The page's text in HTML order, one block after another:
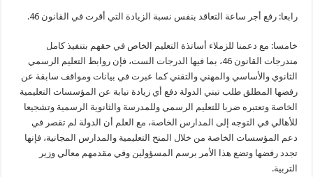
رابعا: رفع أجر ساعة التعاقد بنفس نسبة الزيادة التي أقرت في القانون 46.
خامسا: مع دعمنا للزملاء أساتذة التعليم الخاص في حقهم بتنفيذ كامل
مندرجات القانون 46، بما فيها الدرجات الست، فإن روابط التعليم الرسمي
الثانوي والأساسي والمهني والتقني كما عبرت في بيانات ومواقف سابقة عن
رفضها المطلق طلب تبني الدولة دفع أي زيادة نيابة عن المؤسسات التعليمية
الخاصة وتعتبره ضربا للتعليم الرسمي وللمدرسة والثانوية الرسمية وتشجيعا
للأهالي في التوجه إلى المدارس الخاصة، مع العلم أن الدولة لم تقصر في
دعم المؤسسات الخاصة من خلال المنح التعليمية والمدارس المجانية، فإنها
تجدد رفضها وتضع هذا الأمر برسم المسؤولين وفي مقدمهم معالي وزير
التربية.